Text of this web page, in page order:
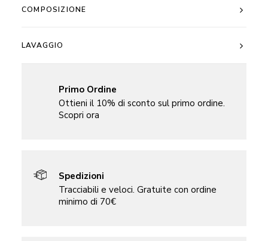
COMPOSIZIONE
LAVAGGIO
Primo Ordine
Ottieni il 10% di sconto sul primo ordine.
Scopri ora
Spedizioni
Tracciabili e veloci. Gratuite con ordine
minimo di 70€